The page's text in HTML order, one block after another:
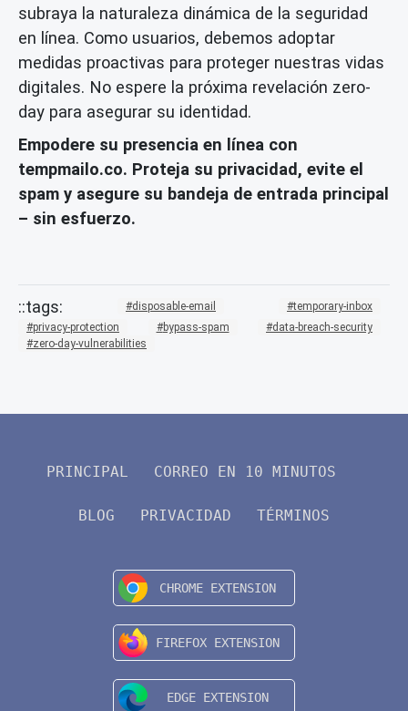
subraya la naturaleza dinámica de la seguridad
en línea. Como usuarios, debemos adoptar
medidas proactivas para proteger nuestras vidas
digitales. No espere la próxima revelación zero-
day para asegurar su identidad.
Empodere su presencia en línea con
tempmailo.co. Proteja su privacidad, evite el
spam y asegure su bandeja de entrada principal
– sin esfuerzo.
disposable-email
temporary-inbox
privacy-protection
bypass-spam
data-breach-security
zero-day-vulnerabilities
PRINCIPAL CORREO EN 10 MINUTOS
BLOG PRIVACIDAD TÉRMINOS